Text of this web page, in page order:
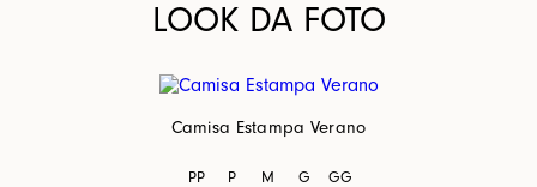
LOOK DA FOTO
Camisa Estampa Verano
PP P M G GG